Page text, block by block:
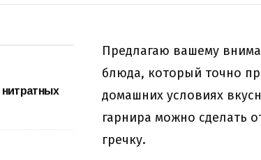
нитратных
Предлагаю вашему
блюда, который точно
домашних условиях
гарнира можно сделать
гречку.